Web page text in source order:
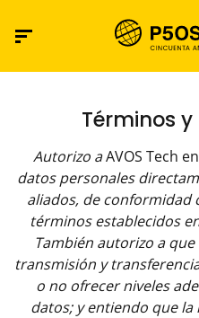
Términos
Autorizo aAVOS Tech
datos personales
aliados, de conformidad
términos establecidos
También autorizo a
transmisión y
o no ofrecer niveles
datos; y entiendo que